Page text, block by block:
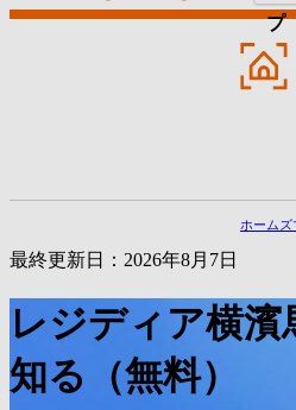
プ
ホームズ
最終更新日：2026年8月7日
レジディア横濱
知る（無料）